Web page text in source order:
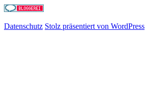
Datenschutz Stolz präsentiert von WordPress